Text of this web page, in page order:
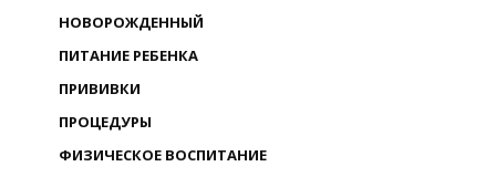
НОВОРОЖДЕННЫЙ
ПИТАНИЕ РЕБЕНКА
ПРИВИВКИ
ПРОЦЕДУРЫ
ФИЗИЧЕСКОЕ ВОСПИТАНИЕ